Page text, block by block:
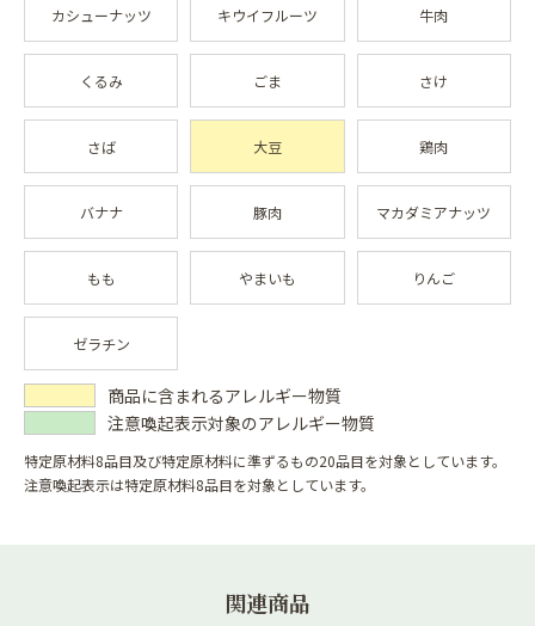
カシューナッツ キウイフルーツ 牛肉
くるみ ごま さけ
さば 大豆 鶏肉
バナナ 豚肉 マカダミアナッツ
もも やまいも りんご
ゼラチン
商品に含まれるアレルギー物質
注意喚起表示対象のアレルギー物質
特定原材料8品目及び特定原材料に準ずるもの20品目を対象としています。
注意喚起表示は特定原材料8品目を対象としています。
関連商品